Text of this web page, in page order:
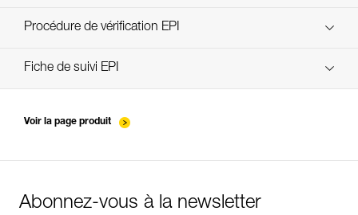
découvrez ePPEcentre
Procédure de vérification EPI
verif EPI-ASAP'SORBER-procedure-FR
Fiche de suivi EPI
Voir la page produit
Abonnez-vous à la newsletter